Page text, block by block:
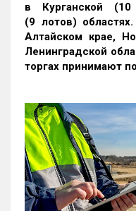
в Курганской
(9 лотов)
Алтайском крае,
Ленинградской
торгах принимают